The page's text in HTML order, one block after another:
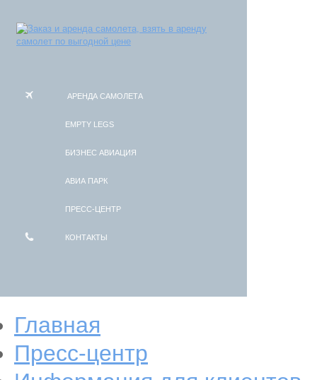
АРЕНДА САМОЛЕТА
EMPTY LEGS
БИЗНЕС АВИАЦИЯ
АВИА ПАРК
ПРЕСС-ЦЕНТР
КОНТАКТЫ
Главная
Пресс-центр